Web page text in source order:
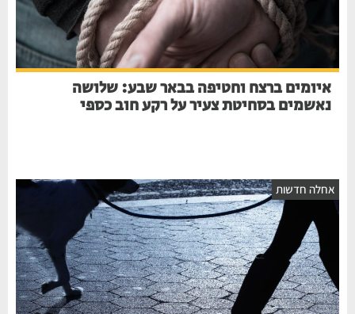
איומים ברצח וחטיפה בבאר שבע: שלושה
נאשמים בסחיטת צעיר על רקע חוב כספי
אחלה חדשות